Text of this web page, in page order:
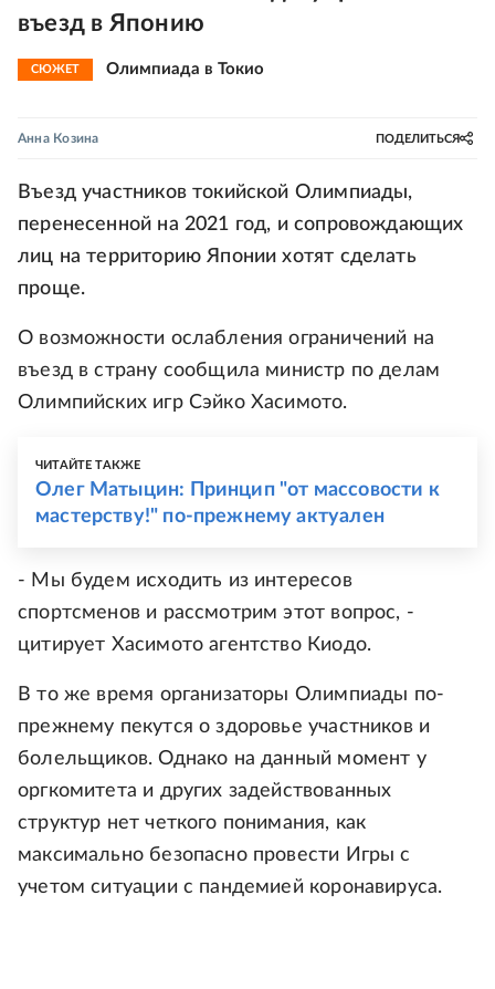
въезд в Японию
СЮЖЕТ Олимпиада в Токио
Анна Козина ПОДЕЛИТЬСЯ
Въезд участников токийской Олимпиады,
перенесенной на 2021 год, и сопровождающих
лиц на территорию Японии хотят сделать
проще.
О возможности ослабления ограничений на
въезд в страну сообщила министр по делам
Олимпийских игр Сэйко Хасимото.
ЧИТАЙТЕ ТАКЖЕ
Олег Матыцин: Принцип "от массовости к
мастерству!" по-прежнему актуален
- Мы будем исходить из интересов
спортсменов и рассмотрим этот вопрос, -
цитирует Хасимото агентство Киодо.
В то же время организаторы Олимпиады по-
прежнему пекутся о здоровье участников и
болельщиков. Однако на данный момент у
оргкомитета и других задействованных
структур нет четкого понимания, как
максимально безопасно провести Игры с
учетом ситуации с пандемией коронавируса.